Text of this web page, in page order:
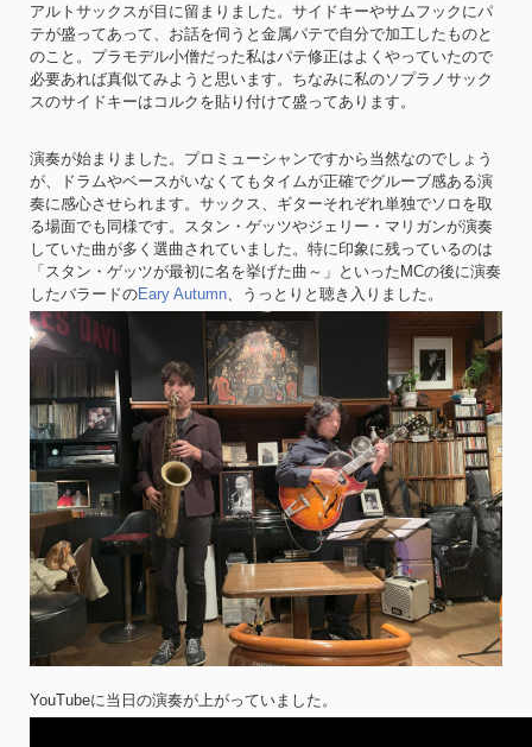
アルトサックスが目に留まりました。サイドキーやサムフックにパ
テが盛ってあって、お話を伺うと金属パテで自分で加工したものと
のこと。プラモデル小僧だった私はパテ修正はよくやっていたので
必要あれば真似てみようと思います。ちなみに私のソプラノサック
スのサイドキーはコルクを貼り付けて盛ってあります。
演奏が始まりました。プロミューシャンですから当然なのでしょう
が、ドラムやベースがいなくてもタイムが正確でグルーブ感ある演
奏に感心させられます。サックス、ギターそれぞれ単独でソロを取
る場面でも同様です。スタン・ゲッツやジェリー・マリガンが演奏
していた曲が多く選曲されていました。特に印象に残っているのは
「スタン・ゲッツが最初に名を挙げた曲～」といったMCの後に演奏
したバラードのEary Autumn、うっとりと聴き入りました。
YouTubeに当日の演奏が上がっていました。